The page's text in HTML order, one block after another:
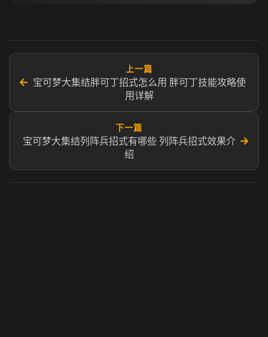
←
上一篇
宝可梦大集结胖可丁招式怎么用 胖可丁技能攻略使
用详解
下一篇
宝可梦大集结列阵兵招式有哪些 列阵兵招式效果介
绍
→